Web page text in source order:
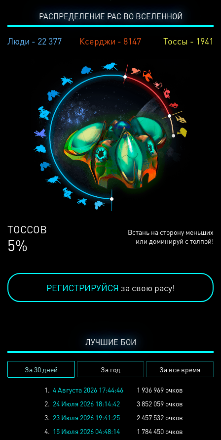
РАСПРЕДЕЛЕНИЕ РАС ВО ВСЕЛЕННОЙ
Люди - 22 377 Ксерджи - 8147 Тоссы - 1941
ЛЮДЕЙ
68%
Встань на сторону меньших
или доминируй с толпой!
РЕГИСТРИРУЙСЯ за свою расу!
ЛУЧШИЕ БОИ
За 30 дней За год За все время
1. 4 Августа 2026 17:44:46
1 936 969 очков
2. 24 Июля 2026 18:14:42
3 852 059 очков
3. 23 Июля 2026 19:41:25
2 457 532 очков
4. 15 Июля 2026 04:48:14
1 784 450 очков